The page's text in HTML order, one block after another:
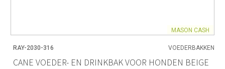
MASON CASH
RAY-2030-316 VOEDERBAKKEN
CANE VOEDER- EN DRINKBAK VOOR HONDEN BEIGE